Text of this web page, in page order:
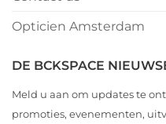
Opticien Amsterdam
DE BCKSPACE
Meld u aan om updates te
promoties, evenementen,